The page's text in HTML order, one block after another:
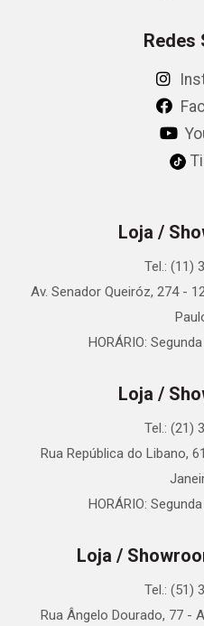
Redes
Loja /
Tel.: (11)
Av. Senador Queiróz, 274 -
HORÁRIO:
Loja /
Tel.: (21)
Rua República do Libano,
HORÁRIO:
Loja /
Tel.: (51)
Rua Ângelo Dourado, 77 -